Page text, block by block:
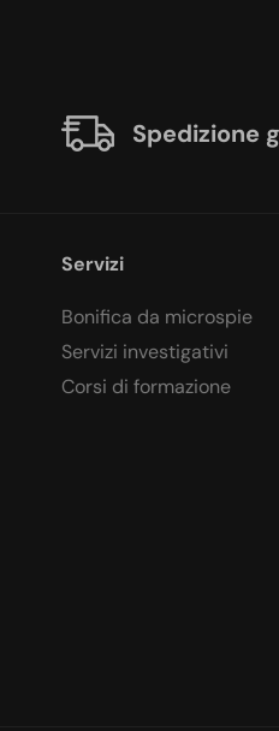
Spedizione
Servizi
Bonifica da microspie
Servizi investigativi
Corsi di formazione